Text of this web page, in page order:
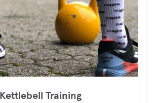
Kettlebell Training